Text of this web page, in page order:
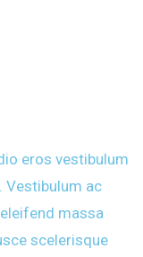
eros vestibulum
Vestibulum ac
massa
scelerisque